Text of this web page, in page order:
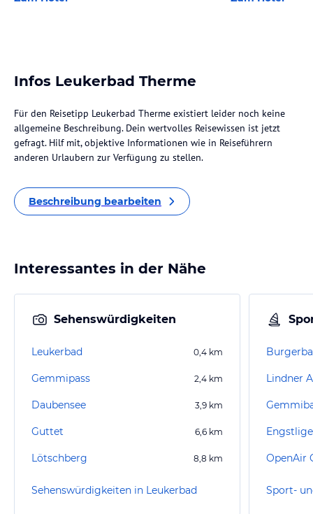
Infos Leukerbad Therme
Für den Reisetipp Leukerbad Therme existiert leider noch keine
allgemeine Beschreibung. Dein wertvolles Reisewissen ist jetzt
gefragt. Hilf mit, objektive Informationen wie in Reiseführern
anderen Urlaubern zur Verfügung zu stellen.
Beschreibung bearbeiten
Interessantes in der Nähe
Sehenswürdigkeiten
Leukerbad 0,4 km
Gemmipass 2,4 km
Daubensee 3,9 km
Guttet 6,6 km
Lötschberg 8,8 km
Sehenswürdigkeiten in Leukerbad
Lindner
OpenAir